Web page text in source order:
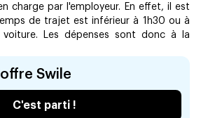
charge par l'employeur. En effet, il est
de trajet est inférieur à 1h30 ou à
Les dépenses sont donc à la
Swile
C'est parti !